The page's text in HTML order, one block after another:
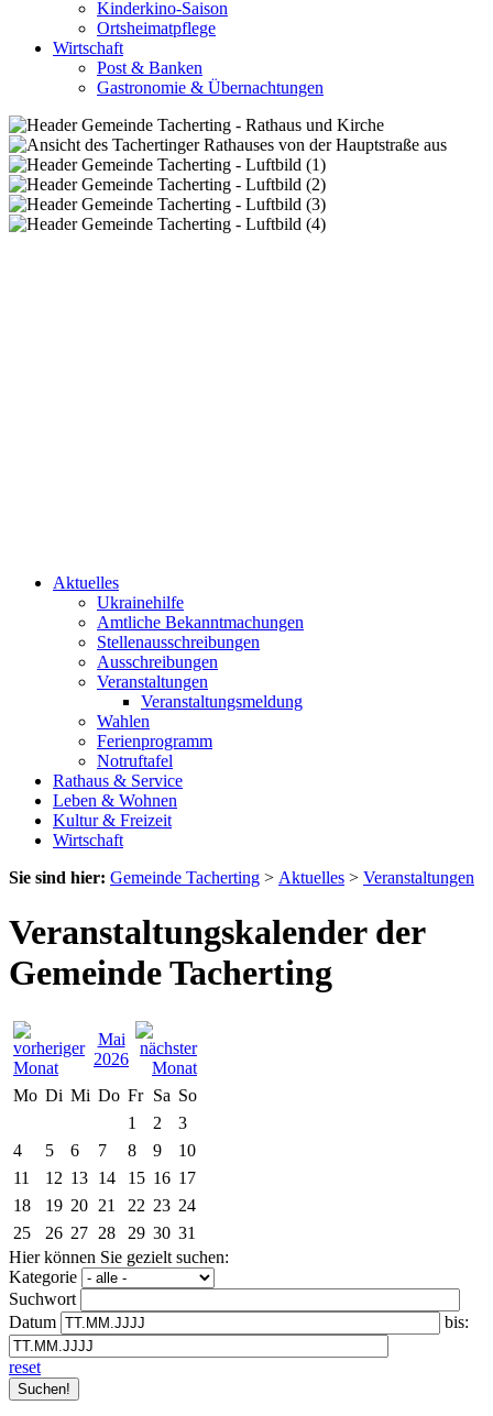
Kinderkino-Saison
Ortsheimatpflege
Wirtschaft
Post & Banken
Gastronomie & Übernachtungen
Aktuelles
Ukrainehilfe
Amtliche Bekanntmachungen
Stellenausschreibungen
Ausschreibungen
Veranstaltungen
Veranstaltungsmeldung
Wahlen
Ferienprogramm
Notruftafel
Rathaus & Service
Leben & Wohnen
Kultur & Freizeit
Wirtschaft
Sie sind hier: Gemeinde Tacherting > Aktuelles > Veranstaltungen
Veranstaltungskalender der
Gemeinde Tacherting
Mai
2026
Mo Di Mi Do Fr Sa So
1
2
3
4
5 6 7 8 9
10
11
12 13 14 15 16 17
18
19 20 21 22 23 24
25
26 27 28 29 30 31
Hier können Sie gezielt suchen:
Kategorie
Suchwort
Datum
bis:
reset